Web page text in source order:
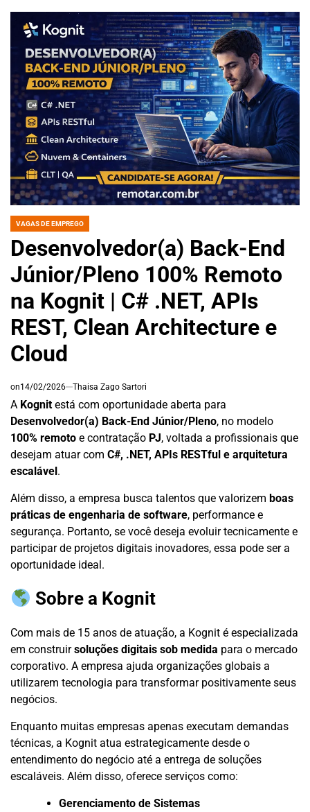
POSTED
VAGAS DE EMPREGO
Desenvolvedor(a) Back-End
Júnior/Pleno 100% Remoto
na Kognit | C# .NET, APIs
REST, Clean Architecture e
Cloud
on14/02/2026 Thaisa Zago Sartori
A Kognit está com oportunidade aberta para
Desenvolvedor(a) Back-End Júnior/Pleno, no modelo
100% remoto e contratação PJ, voltada a profissionais que
desejam atuar com C#, .NET, APIs RESTful e arquitetura
escalável.
Além disso, a empresa busca talentos que valorizem boas
práticas de engenharia de software, performance e
segurança. Portanto, se você deseja evoluir tecnicamente e
participar de projetos digitais inovadores, essa pode ser a
oportunidade ideal.
Sobre a Kognit
Com mais de 15 anos de atuação, a Kognit é especializada
em construirsoluções digitais sob medida para o mercado
corporativo. A empresa ajuda organizações globais a
utilizarem tecnologia para transformar positivamente seus
negócios.
Enquanto muitas empresas apenas executam demandas
técnicas, a Kognit atua estrategicamente desde o
entendimento do negócio até a entrega de soluções
escaláveis. Além disso, oferece serviços como:
Gerenciamento de Sistemas